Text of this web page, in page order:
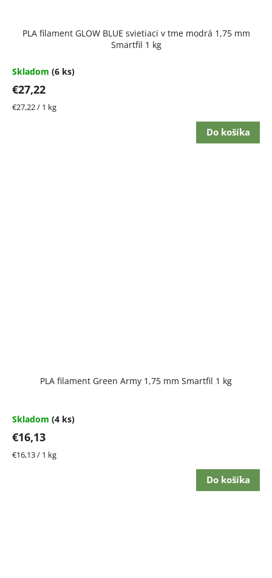
PLA filament GLOW BLUE svietiaci v tme modrá 1,75 mm
Smartfil 1 kg
Skladom (6 ks)
€27,22
Jednotková
€27,22 / 1 kg
Do košíka
PLA filament Green Army 1,75 mm Smartfil 1 kg
Skladom (4 ks)
€16,13
Jednotková
€16,13 / 1 kg
Do košíka